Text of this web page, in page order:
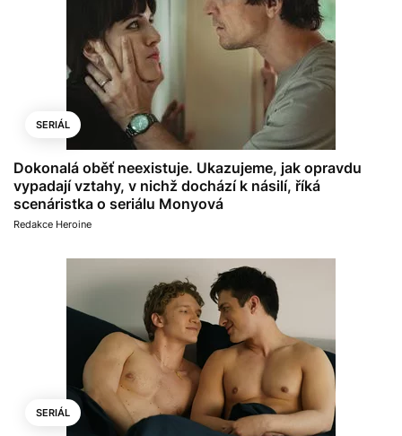
SERIÁL
Dokonalá oběť neexistuje. Ukazujeme, jak opravdu
vypadají vztahy, v nichž dochází k násilí, říká
scenáristka o seriálu Monyová
Redakce Heroine
SERIÁL